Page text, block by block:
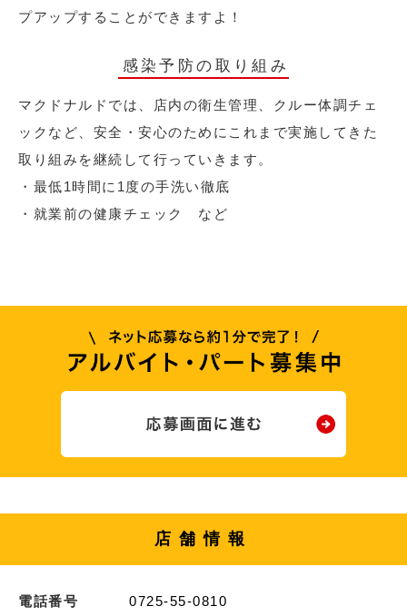
プアップすることができますよ！
感染予防の取り組み
マクドナルドでは、店内の衛生管理、クルー体調チェ
ックなど、安全・安心のためにこれまで実施してきた
取り組みを継続して行っていきます。
・最低1時間に1度の手洗い徹底
・就業前の健康チェック など
店舗情報
電話番号 0725-55-0810